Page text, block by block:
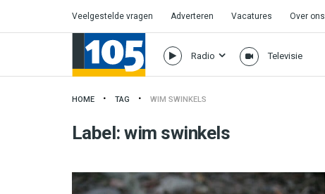
Veelgestelde vragen Adverteren Vacatures Over ons
Radio Televisie
HOME TAG WIM SWINKELS
Label:wim swinkels